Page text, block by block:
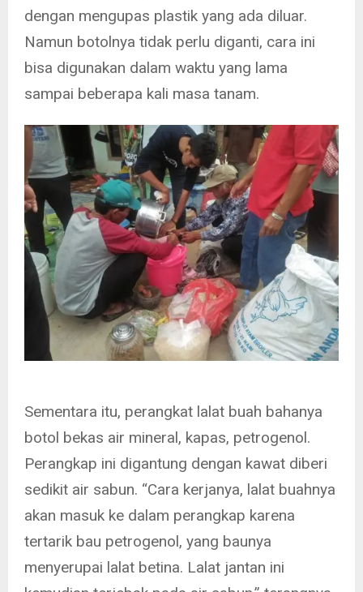
dengan mengupas plastik yang ada diluar.
Namun botolnya tidak perlu diganti, cara ini
bisa digunakan dalam waktu yang lama
sampai beberapa kali masa tanam.
Sementara itu, perangkat lalat buah bahanya
botol bekas air mineral, kapas, petrogenol.
Perangkap ini digantung dengan kawat diberi
sedikit air sabun. “Cara kerjanya, lalat buahnya
akan masuk ke dalam perangkap karena
tertarik bau petrogenol, yang baunya
menyerupai lalat betina. Lalat jantan ini